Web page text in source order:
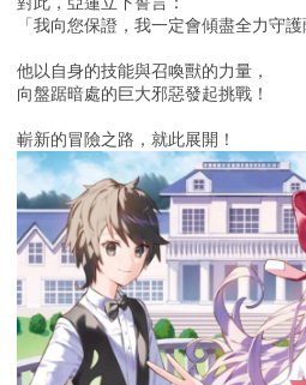
「我向您保證，我一定會傾盡全力守護
他以自身的技能與召喚獸的力量，
向盤踞暗處的巨大邪惡發起挑戰！
嶄新的冒險之路，就此展開！